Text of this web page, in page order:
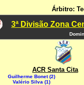
Árbitro:
3ª Divisão Zona
ACR Santa Cita
Guilherme Bonet (2)
Valério Silva (1)